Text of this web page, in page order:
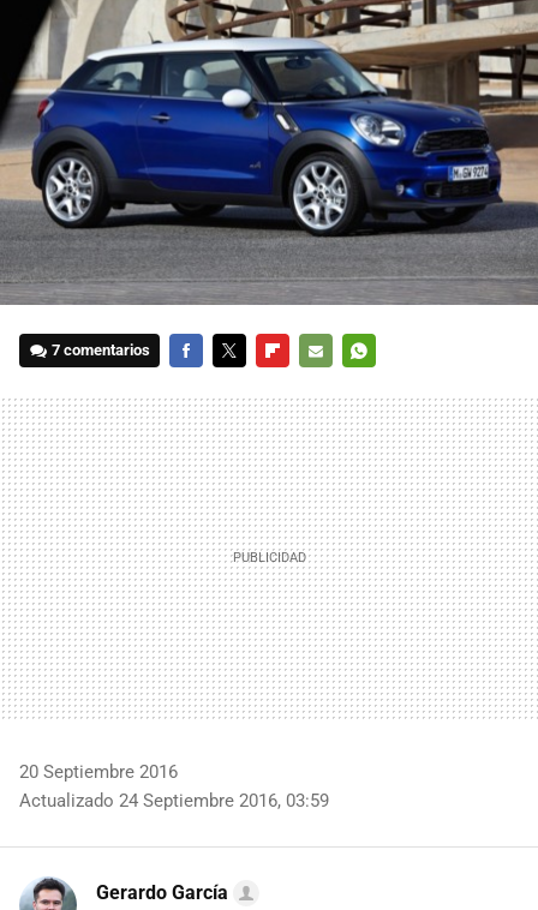
7 comentarios
MAIL
20 Septiembre 2016
Actualizado 24 Septiembre 2016, 03:59
Gerardo García